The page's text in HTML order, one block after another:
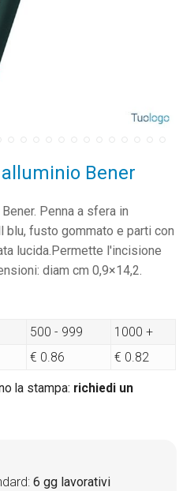
Bener
Penna a sfera in
blu, fusto gommato e parti con
lucida.Permette l'incisione
diam cm 0,9×14,2.
500 - 999
1000 +
€ 0.86 € 0.82
la stampa: richiedi un
6 gg lavorativi